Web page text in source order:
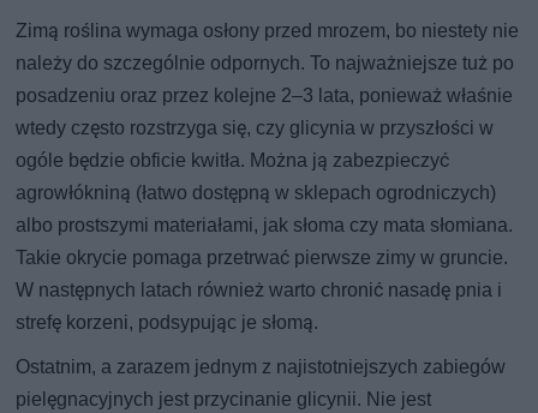
Zimą roślina wymaga osłony przed mrozem, bo niestety nie
należy do szczególnie odpornych. To najważniejsze tuż po
posadzeniu oraz przez kolejne 2–3 lata, ponieważ właśnie
wtedy często rozstrzyga się, czy glicynia w przyszłości w
ogóle będzie obficie kwitła. Można ją zabezpieczyć
agrowłókniną (łatwo dostępną w sklepach ogrodniczych)
albo prostszymi materiałami, jak słoma czy mata słomiana.
Takie okrycie pomaga przetrwać pierwsze zimy w gruncie.
W następnych latach również warto chronić nasadę pnia i
strefę korzeni, podsypując je słomą.
Ostatnim, a zarazem jednym z najistotniejszych zabiegów
pielęgnacyjnych jest przycinanie glicynii. Nie jest